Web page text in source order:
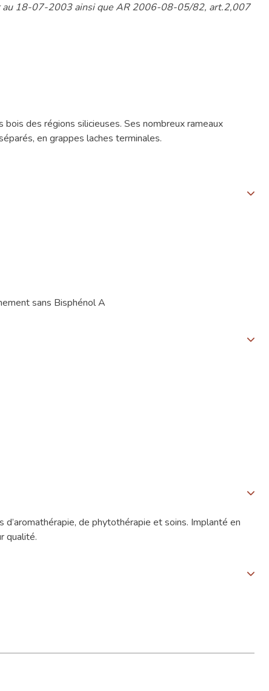
18-07-2003 ainsi que AR 2006-08-05/82, art.2,007
des régions silicieuses. Ses nombreux rameaux
en grappes laches terminales.
sans Bisphénol A
de phytothérapie et soins. Implanté en
qualité.